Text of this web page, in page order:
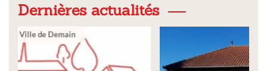
Dernières actualités